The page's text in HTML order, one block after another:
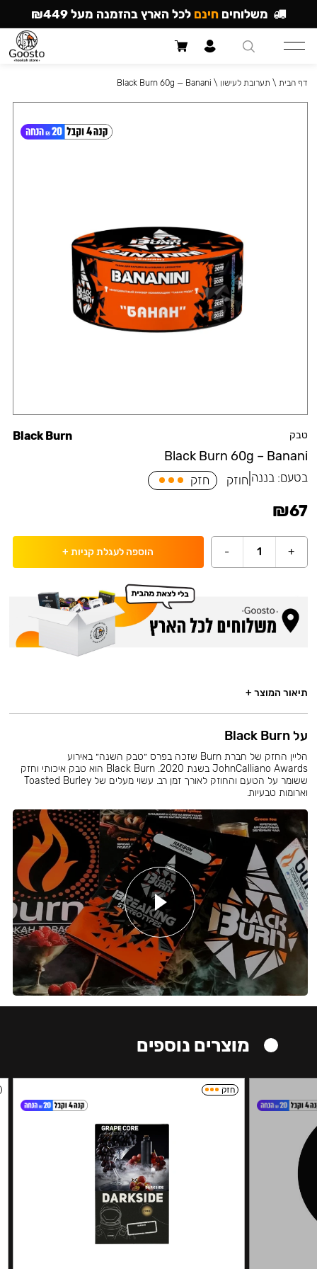
טבק
Black Burn 60g – Banani
Black Burn
בטעם:בננה חוזק חזק
₪67
+
1
- הוספה לעגלת קניות +
דף הבית \ תערובת לעישון \
Black Burn 60g — Banani
תיאור המוצר +
על Black Burn
הליין החזק של חברת Burn שזכה בפרס ״טבק השנה״ באירוע
JohnCalliano Awards בשנת 2020. Black Burn הוא טבק איכותי וחזק
ששומר על הטעם והחוזק לאורך זמן רב. עשוי מעלים של Toasted Burley
וארומות טבעיות.
מוצרים נוספים
חזק
משלוחים חינם לכל הארץ בהזמנה מעל ₪449